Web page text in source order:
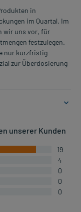
in
im Quartal. Im
wir uns vor, für
festzulegen.
nur kurzfristig
zur Überdosierung
unserer Kunden
19
4
0
0
0